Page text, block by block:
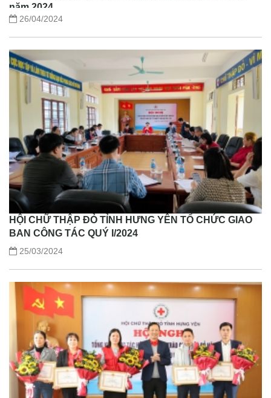
năm 2024
26/04/2024
HỘI CHỮ THẬP ĐỎ TỈNH HƯNG YÊN TỔ CHỨC GIAO
BAN CÔNG TÁC QUÝ I/2024
25/03/2024